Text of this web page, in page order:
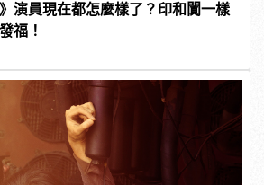
演員現在都怎麼樣了？印和闐一樣
福！